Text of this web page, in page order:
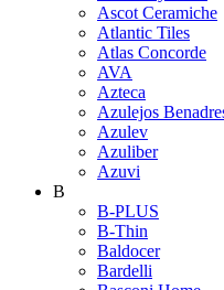
Ascot Ceramiche
Atlantic Tiles
Atlas Concorde
AVA
Azteca
Azulejos
Azulev
Azuliber
Azuvi
B
B-PLUS
B-Thin
Baldocer
Bardelli